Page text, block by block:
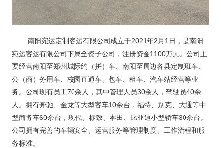
南阳宛运定制客运有限公司成立于2021年2月1日，是南阳
宛运客运有限公司下属全资子公司，注册资金1100万元。公司主
要经营南阳至郑州城际约（拼）车、南阳至周边各县定制班车、
公（商）务用车、校园直通车、包车、租车、汽车站经营等业
务。公司现有员工70余人，其中管理人员30余人，驾驶员40余
人。拥有奔驰、金龙等大型客车10余台，福特、别克、大通等中
型商务车60余台，现代、标致、本田、比亚迪小型轿车30余台。
公司拥有完善的车辆安全、运营服务等管理制度、工作流程和服
务标准。